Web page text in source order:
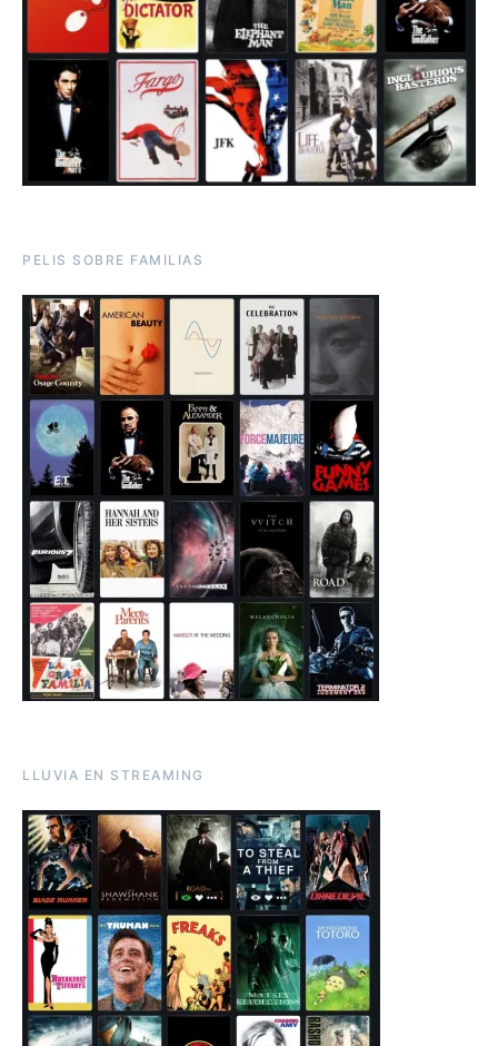
PELIS SOBRE FAMILIAS
LLUVIA EN STREAMING